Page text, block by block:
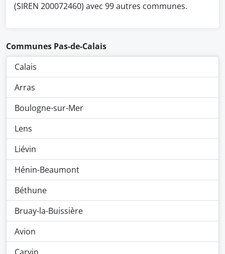
(SIREN 200072460) avec 99 autres communes.
Communes Pas-de-Calais
Calais
Arras
Boulogne-sur-Mer
Lens
Liévin
Hénin-Beaumont
Béthune
Bruay-la-Buissière
Avion